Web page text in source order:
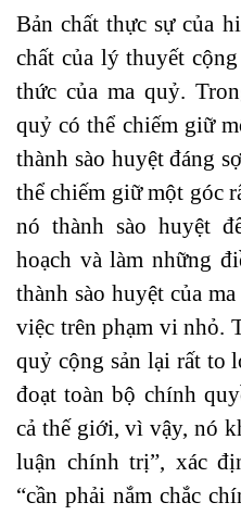
Bản chất thực sự của
chất của lý thuyết
thức của ma quỷ.
quỷ có thể chiếm giữ
thành sào huyệt đáng
thể chiếm giữ một góc
nó thành sào huyệt
hoạch và làm những
thành sào huyệt của
việc trên phạm vi nhỏ.
quỷ cộng sản lại rất to
đoạt toàn bộ chính
cả thế giới, vì vậy, nó
luận chính trị”, xác
“cần phải nắm chắc